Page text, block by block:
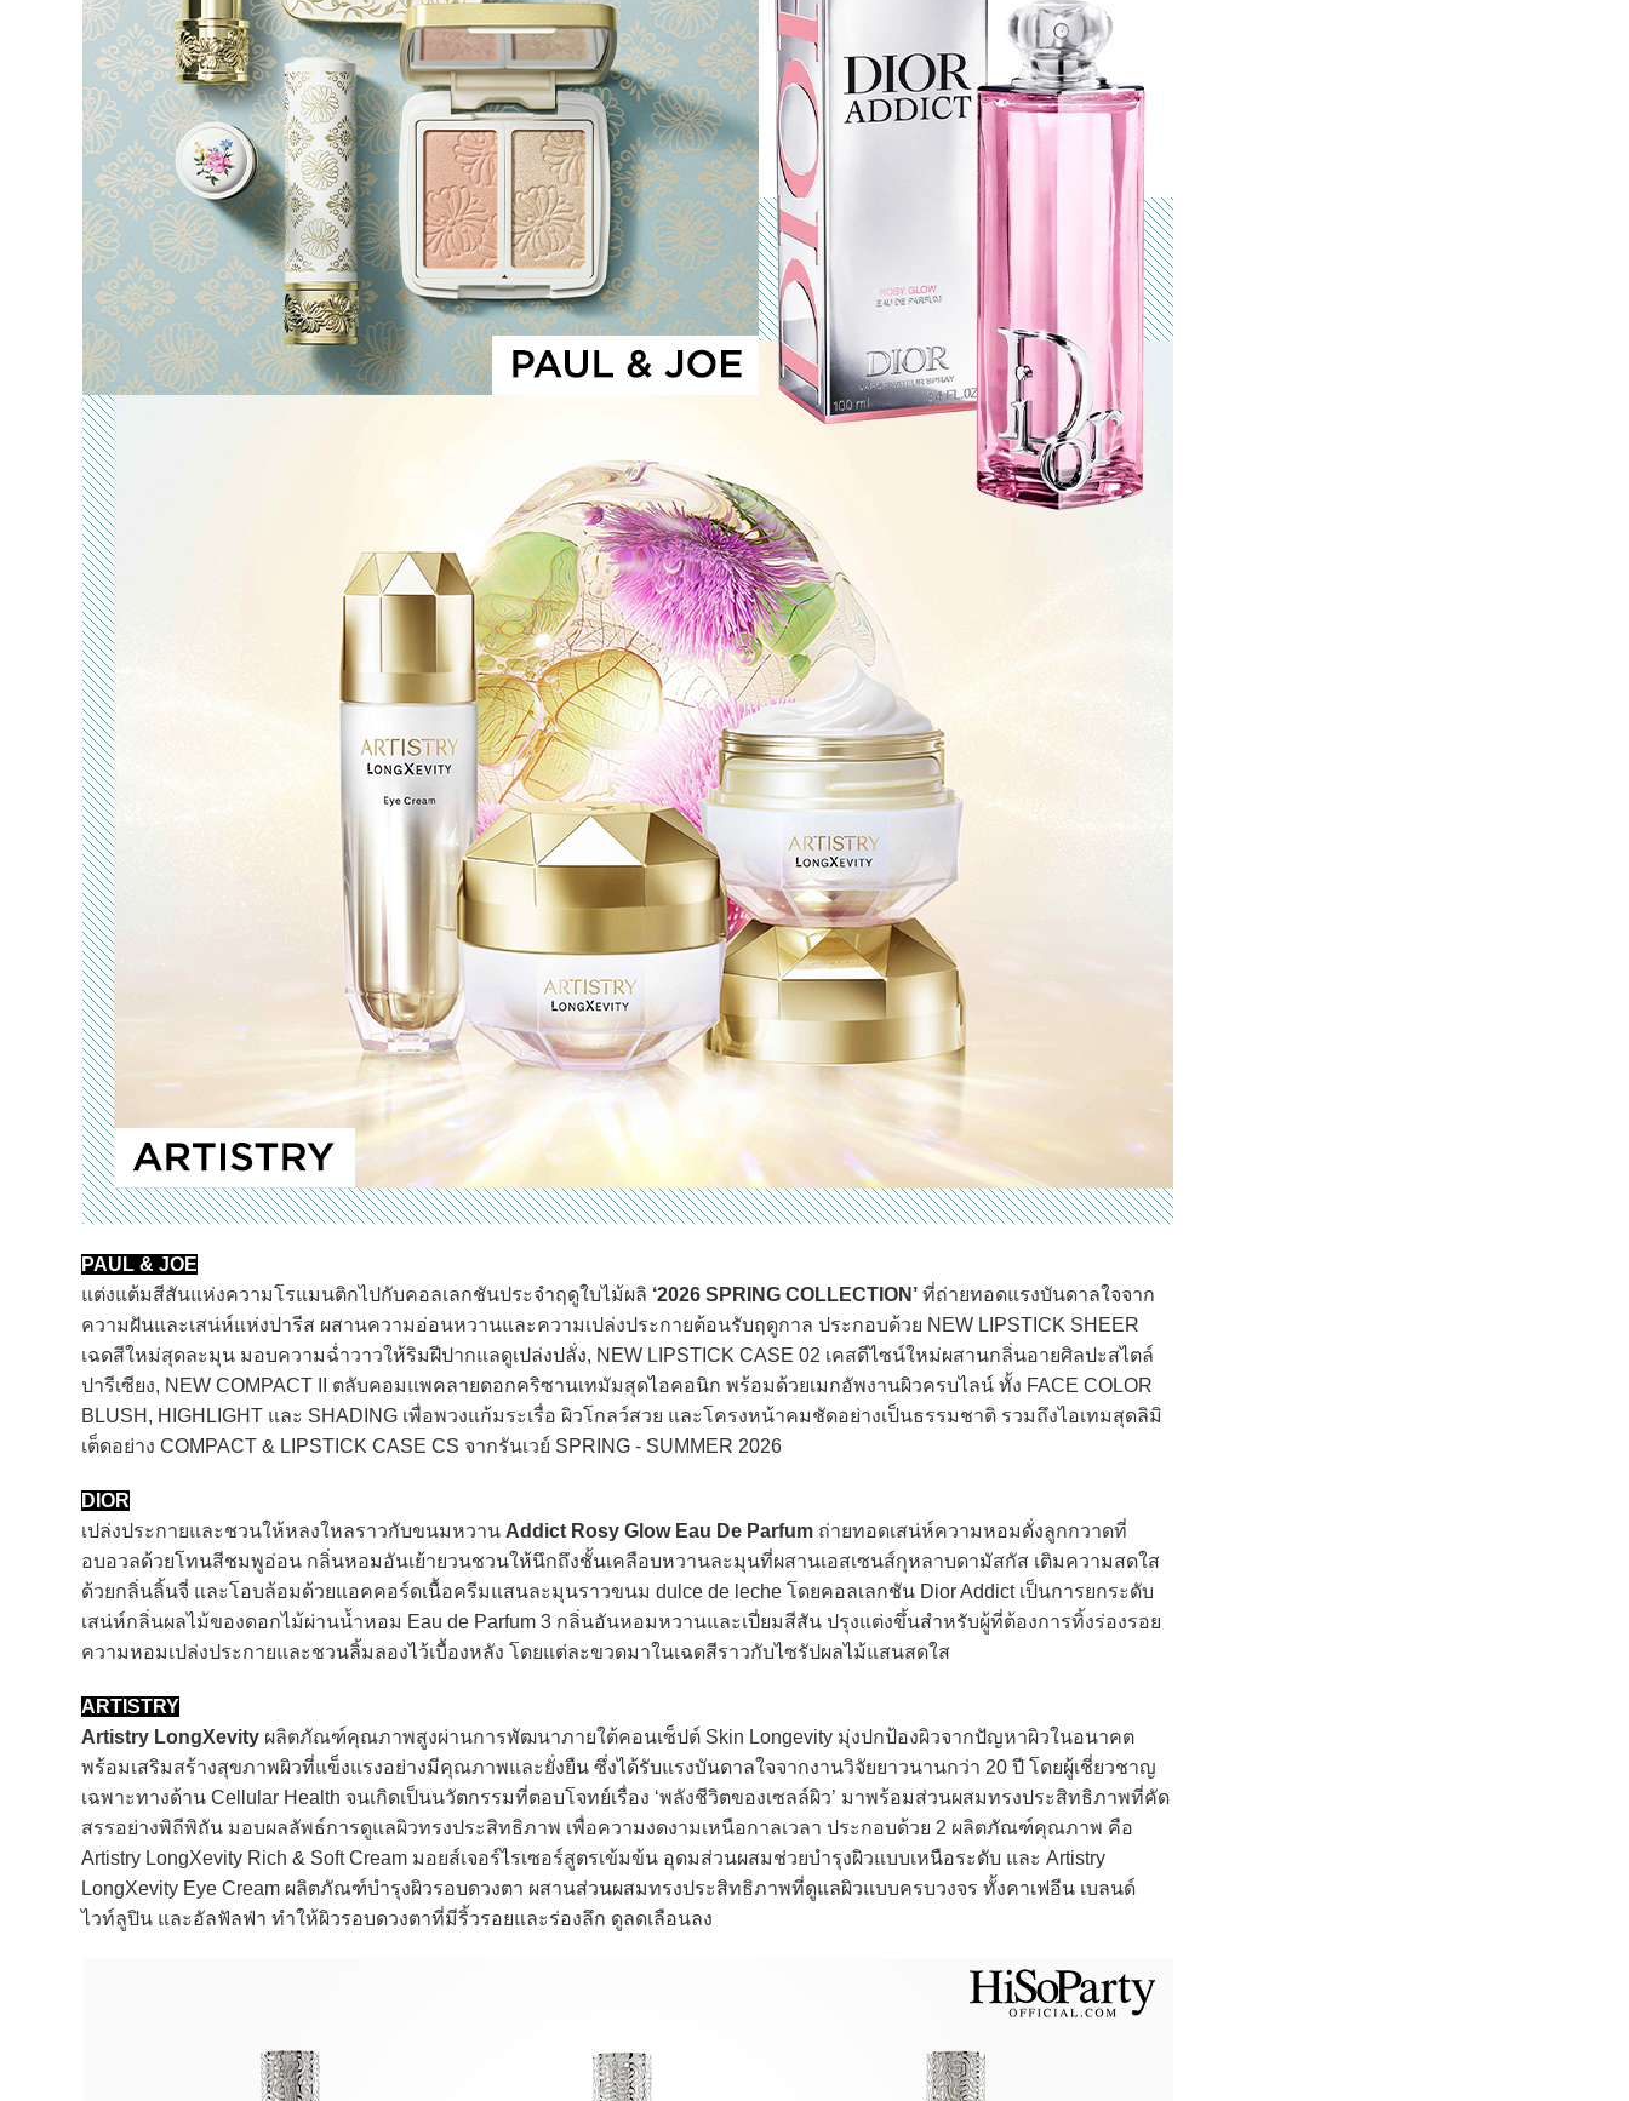
PAUL & JOE
แต่งแต้มสีสันแห่งความโรแมนติกไปกับคอลเลกชันประจำฤดูใบไม้ผลิ ‘2026 SPRING COLLECTION’ ที่ถ่ายทอดแรงบันดาลใจจาก
ความฝันและเสน่ห์แห่งปารีส ผสานความอ่อนหวานและความเปล่งประกายต้อนรับฤดูกาล ประกอบด้วย NEW LIPSTICK SHEER
เฉดสีใหม่สุดละมุน มอบความฉ่ำวาวให้ริมฝีปากแลดูเปล่งปลั่ง, NEW LIPSTICK CASE 02 เคสดีไซน์ใหม่ผสานกลิ่นอายศิลปะสไตล์
ปารีเซียง, NEW COMPACT II ตลับคอมแพคลายดอกคริซานเทมัมสุดไอคอนิก พร้อมด้วยเมกอัพงานผิวครบไลน์ ทั้ง FACE COLOR
BLUSH, HIGHLIGHT และ SHADING เพื่อพวงแก้มระเรื่อ ผิวโกลว์สวย และโครงหน้าคมชัดอย่างเป็นธรรมชาติ รวมถึงไอเทมสุดลิมิ
เต็ดอย่าง COMPACT & LIPSTICK CASE CS จากรันเวย์ SPRING - SUMMER 2026
DIOR
เปล่งประกายและชวนให้หลงใหลราวกับขนมหวาน Addict Rosy Glow Eau De Parfum ถ่ายทอดเสน่ห์ความหอมดั่งลูกกวาดที่
อบอวลด้วยโทนสีชมพูอ่อน กลิ่นหอมอันเย้ายวนชวนให้นึกถึงชั้นเคลือบหวานละมุนที่ผสานเอสเซนส์กุหลาบดามัสกัส เติมความสดใส
ด้วยกลิ่นลิ้นจี่ และโอบล้อมด้วยแอคคอร์ดเนื้อครีมแสนละมุนราวขนม dulce de leche โดยคอลเลกชัน Dior Addict เป็นการยกระดับ
เสน่ห์กลิ่นผลไม้ของดอกไม้ผ่านน้ำหอม Eau de Parfum 3 กลิ่นอันหอมหวานและเปี่ยมสีสัน ปรุงแต่งขึ้นสำหรับผู้ที่ต้องการทิ้งร่องรอย
ความหอมเปล่งประกายและชวนลิ้มลองไว้เบื้องหลัง โดยแต่ละขวดมาในเฉดสีราวกับไซรัปผลไม้แสนสดใส
ARTISTRY
Artistry LongXevity ผลิตภัณฑ์คุณภาพสูงผ่านการพัฒนาภายใต้คอนเซ็ปต์ Skin Longevity มุ่งปกป้องผิวจากปัญหาผิวในอนาคต
พร้อมเสริมสร้างสุขภาพผิวที่แข็งแรงอย่างมีคุณภาพและยั่งยืน ซึ่งได้รับแรงบันดาลใจจากงานวิจัยยาวนานกว่า 20 ปี โดยผู้เชี่ยวชาญ
เฉพาะทางด้าน Cellular Health จนเกิดเป็นนวัตกรรมที่ตอบโจทย์เรื่อง ‘พลังชีวิตของเซลล์ผิว’ มาพร้อมส่วนผสมทรงประสิทธิภาพที่คัด
สรรอย่างพิถีพิถัน มอบผลลัพธ์การดูแลผิวทรงประสิทธิภาพ เพื่อความงดงามเหนือกาลเวลา ประกอบด้วย 2 ผลิตภัณฑ์คุณภาพ คือ
Artistry LongXevity Rich & Soft Cream มอยส์เจอร์ไรเซอร์สูตรเข้มข้น อุดมส่วนผสมช่วยบำรุงผิวแบบเหนือระดับ และ Artistry
LongXevity Eye Cream ผลิตภัณฑ์บำรุงผิวรอบดวงตา ผสานส่วนผสมทรงประสิทธิภาพที่ดูแลผิวแบบครบวงจร ทั้งคาเฟอีน เบลนด์
ไวท์ลูปิน และอัลฟัลฟ่า ทำให้ผิวรอบดวงตาที่มีริ้วรอยและร่องลึก ดูลดเลือนลง